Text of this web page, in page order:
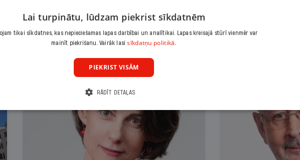
Lai turpinātu, lūdzam piekrist sīkdatnēm
tikai sīkdatnes, kas nepieciešamas lapas darbībai un analītikai. Lapas kreisajā stūrī vienmēr var
mainīt piekrišanu. Vairāk lasisīkdatņu politikā.
PIEKRIST VISĀM
RĀDĪT DETAĻAS